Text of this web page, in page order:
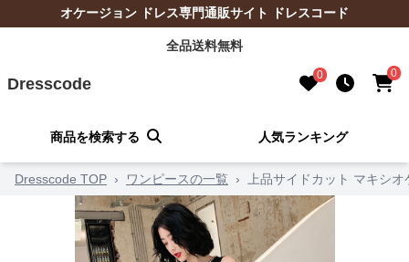
オケージョン ドレス専門通販サイト ドレスコード
全品送料無料
Dresscode 0 0
商品を検索する 人気ランキング
Dresscode TOP › ワンピースの一覧 › 上品サイドカット マキシ